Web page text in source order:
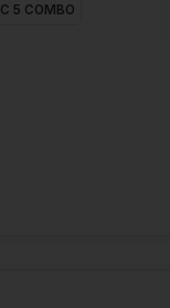
5 COMBO